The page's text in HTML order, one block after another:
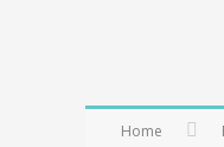
Home